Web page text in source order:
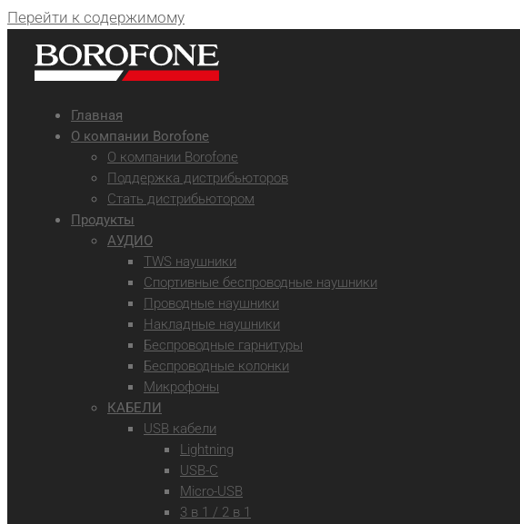
Перейти к содержимому
Главная
О компании Borofone
О компании Borofone
Поддержка дистрибьюторов
Стать дистрибьютором
Продукты
АУДИО
TWS наушники
Спортивные беспроводные наушники
Проводные наушники
Накладные наушники
Беспроводные гарнитуры
Беспроводные колонки
Микрофоны
КАБЕЛИ
USB кабели
Lightning
USB-C
Micro-USB
3 в 1 / 2 в 1